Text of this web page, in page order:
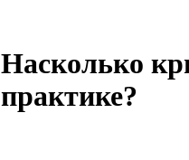
Насколько
практике?